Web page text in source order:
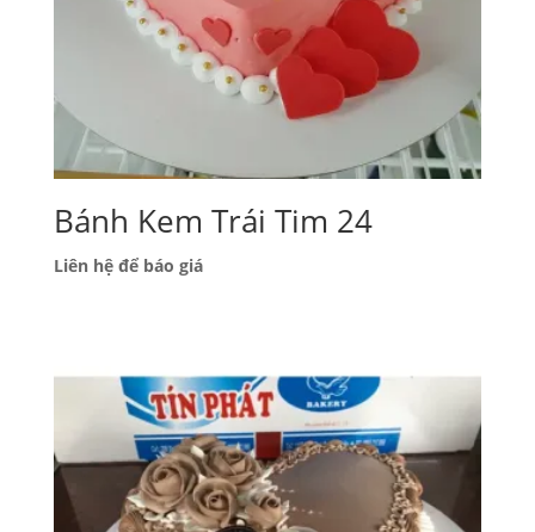
Bánh Kem Trái Tim 24
Liên hệ để báo giá